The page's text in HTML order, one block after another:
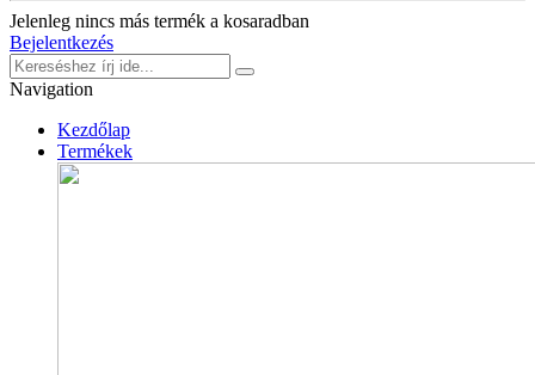
Jelenleg nincs más termék a kosaradban
Bejelentkezés
Navigation
Kezdőlap
Termékek